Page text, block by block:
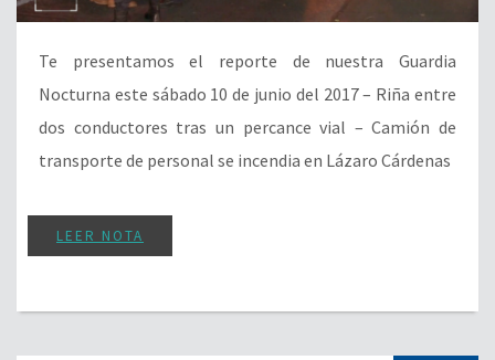
Te presentamos el reporte de nuestra Guardia
Nocturna este sábado 10 de junio del 2017 – Riña entre
dos conductores tras un percance vial – Camión de
transporte de personal se incendia en Lázaro Cárdenas
LEER NOTA